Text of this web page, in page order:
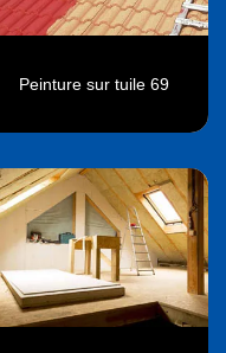
Peinture sur tuile 69